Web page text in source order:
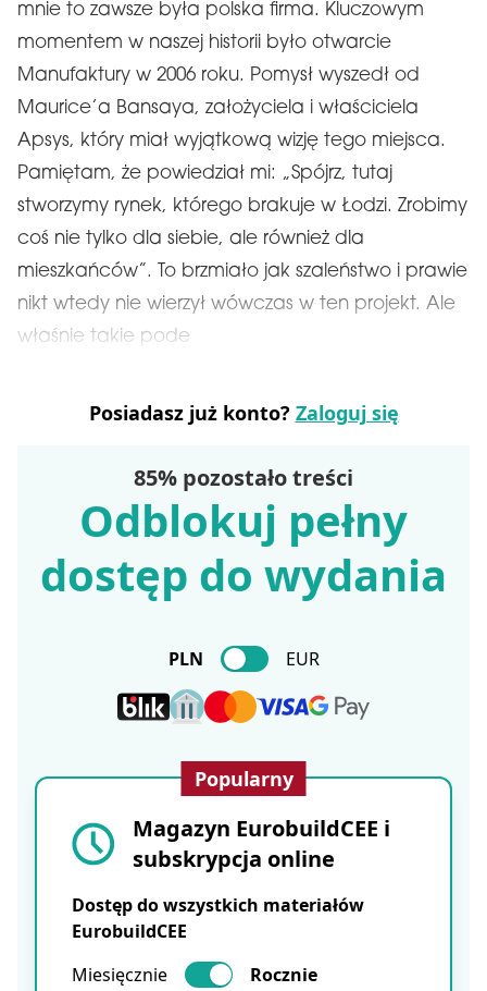
mnie to zawsze była polska firma. Kluczowym
momentem w naszej historii było otwarcie
Manufaktury w 2006 roku. Pomysł wyszedł od
Maurice’a Bansaya, założyciela i właściciela
Apsys, który miał wyjątkową wizję tego miejsca.
Pamiętam, że powiedział mi: „Spójrz, tutaj
stworzymy rynek, którego brakuje w Łodzi. Zrobimy
coś nie tylko dla siebie, ale również dla
mieszkańców”. To brzmiało jak szaleństwo i prawie
nikt wtedy nie wierzył wówczas w ten projekt. Ale
właśnie takie pode
Posiadasz już konto? Zaloguj się
85% pozostało treści
Odblokuj pełny
dostęp do wydania
PLN EUR
Popularny
Magazyn EurobuildCEE i
subskrypcja online
Dostęp do wszystkich materiałów
EurobuildCEE
Miesięcznie
Rocznie